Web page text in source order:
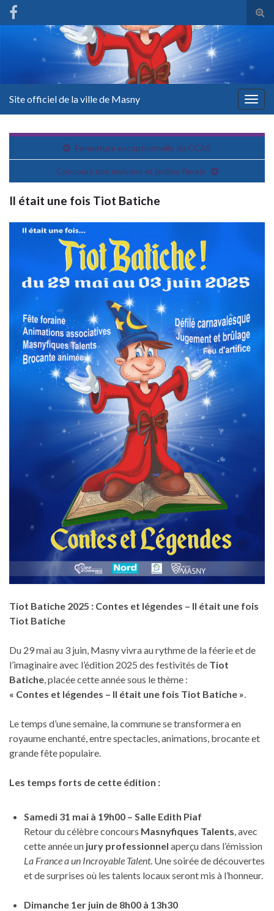
Site officiel de la ville de Masny
Fermeture exceptionnelle du CCAS
Concours des maisons et jardins fleuris
Il était une fois Tiot Batiche
Tiot Batiche 2025 : Contes et légendes – Il était une fois
Tiot Batiche
Du 29 mai au 3 juin, Masny vivra au rythme de la féerie et de
l’imaginaire avec l’édition 2025 des festivités de Tiot
Batiche, placée cette année sous le thème :
« Contes et légendes – Il était une fois Tiot Batiche ».
Le temps d’une semaine, la commune se transformera en
royaume enchanté, entre spectacles, animations, brocante et
grande fête populaire.
Les temps forts de cette édition :
Samedi 31 mai à 19h00 – Salle Edith Piaf
Retour du célèbre concours Masnyfiques Talents, avec
cette année un jury professionnel aperçu dans l’émission
La France a un Incroyable Talent. Une soirée de découvertes
et de surprises où les talents locaux seront mis à l’honneur.
Dimanche 1er juin de 8h00 à 13h30